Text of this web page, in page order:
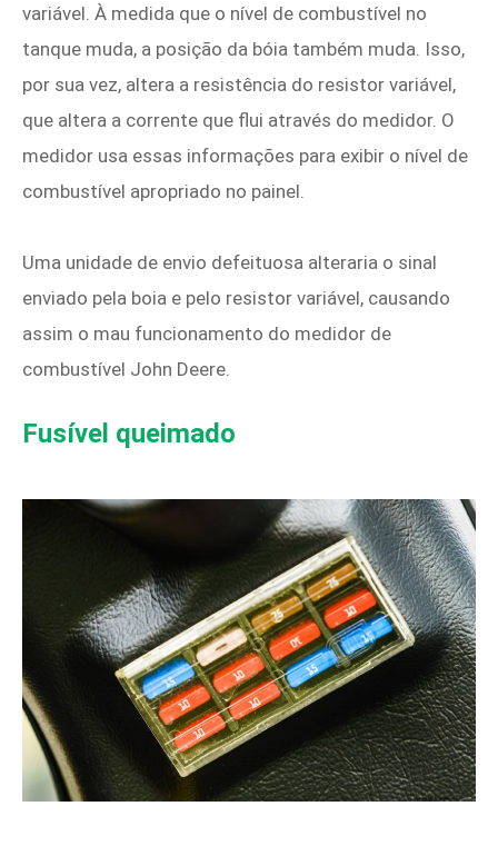
variável. À medida que o nível de combustível no
tanque muda, a posição da bóia também muda. Isso,
por sua vez, altera a resistência do resistor variável,
que altera a corrente que flui através do medidor. O
medidor usa essas informações para exibir o nível de
combustível apropriado no painel.
Uma unidade de envio defeituosa alteraria o sinal
enviado pela boia e pelo resistor variável, causando
assim o mau funcionamento do medidor de
combustível John Deere.
Fusível queimado